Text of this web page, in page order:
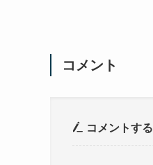
コメント
コメントする